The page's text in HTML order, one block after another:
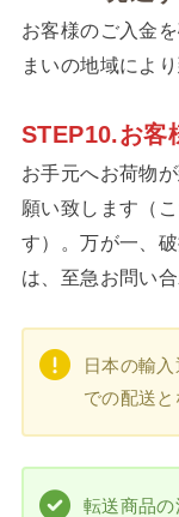
お客様のご入金
まいの地域によ
STEP10.お客
お手元へお荷物
願い致します（
す）。万が一、
は、至急お問い
日本の輸
での配送と
転送商品